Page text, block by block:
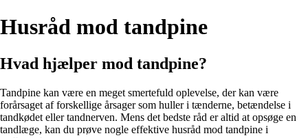
Husråd mod tandpine
Hvad hjælper mod tandpine?
Tandpine kan være en meget smertefuld oplevelse, der kan være
forårsaget af forskellige årsager som huller i tænderne, betændelse i
tandkødet eller tandnerven. Mens det bedste råd er altid at opsøge en
tandlæge, kan du prøve nogle effektive husråd mod tandpine i